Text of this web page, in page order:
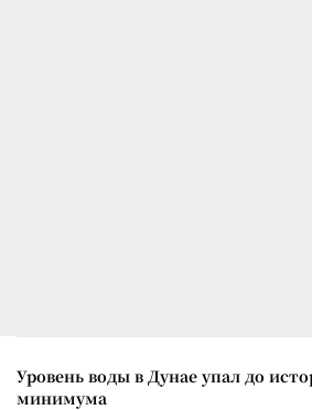
Уровень воды в Дунае упал до
минимума